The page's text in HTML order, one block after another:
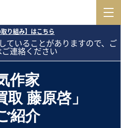
取り組み】はこちら
ていることがありますので、ご
連絡ください
作家
取 藤原啓」
紹介